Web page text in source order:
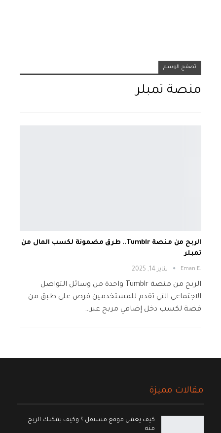
تصفح الوسم
منصة تمبلر
الربح من منصة Tumblr.. طرق مضمونة لكسب المال من
تمبلر
.Eman E يناير 14, 2025
الربح من منصة Tumblr واحدة من وسائل التواصل
الاجتماعي التي تقدم للمستخدمين فرص على طبق من
فضة لكسب دخل إضافي مربح عبر…
مقالات مميزة
كيف يعمل موقع مستقل ؟ وكيف يمكنك الربح
منه